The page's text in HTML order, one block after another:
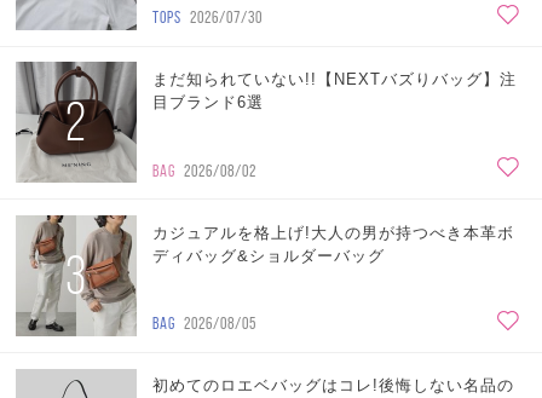
TOPS 2026/07/30
2
まだ知られていない!!【NEXTバズりバッグ】注
目ブランド6選
BAG 2026/08/02
3
カジュアルを格上げ!大人の男が持つべき本革ボ
ディバッグ&ショルダーバッグ
BAG 2026/08/05
初めてのロエベバッグはコレ!後悔しない名品の